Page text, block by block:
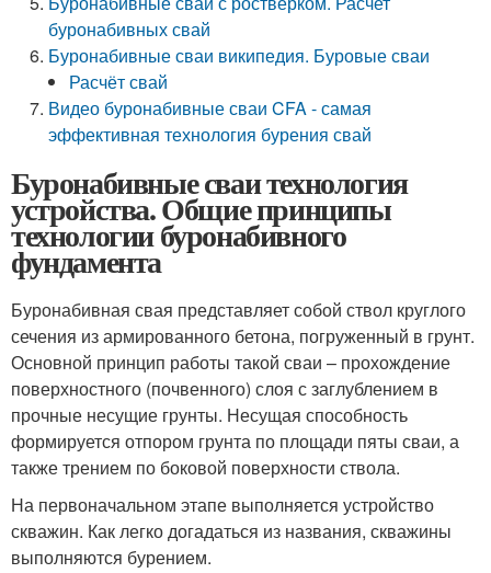
буронабивных свай
Буронабивные сваи википедия. Буровые сваи
Расчёт свай
Видео буронабивные сваи CFA - самая
эффективная технология бурения свай
Буронабивные сваи технология
устройства. Общие принципы
технологии буронабивного
фундамента
Буронабивная свая представляет собой ствол круглого
сечения из армированного бетона, погруженный в грунт.
Основной принцип работы такой сваи – прохождение
поверхностного (почвенного) слоя с заглублением в
прочные несущие грунты. Несущая способность
формируется отпором грунта по площади пяты сваи, а
также трением по боковой поверхности ствола.
На первоначальном этапе выполняется устройство
скважин. Как легко догадаться из названия, скважины
выполняются бурением.